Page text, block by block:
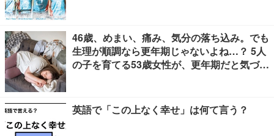
46歳、めまい、痛み、気分の落ち込み。でも
生理が順調なら更年期じゃないよね…？ 5人
の子を育てる53歳女性が、更年期だと気づく
英語で「この上なく幸せ」は何て言う？